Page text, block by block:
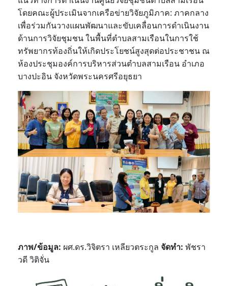
โดยคณะผู้ประเมินจากเครือข่ายวิจัยภูมิภาค: ภาคกลาง
เพื่อร่วมกันวางแผนพัฒนาและขับเคลื่อนการดำเนินงาน
ด้านการวิจัยชุมชน ในพื้นที่ตำบลสามเรือนในการใช้
ทรัพยากรท้องถิ่นให้เกิดประโยชน์สูงสุดต่อประชาชน ณ
ห้องประชุมองค์การบริหารส่วนตำบลสามเรือน อำเภอ
บางปะอิน จังหวัดพระนครศรีอยุธยา
ภาพ/ข้อมูล: ผศ.ดร.วิจิตรา เหลียวตระกูล จัดทำ: พัชรา
วดี วิติจั่น